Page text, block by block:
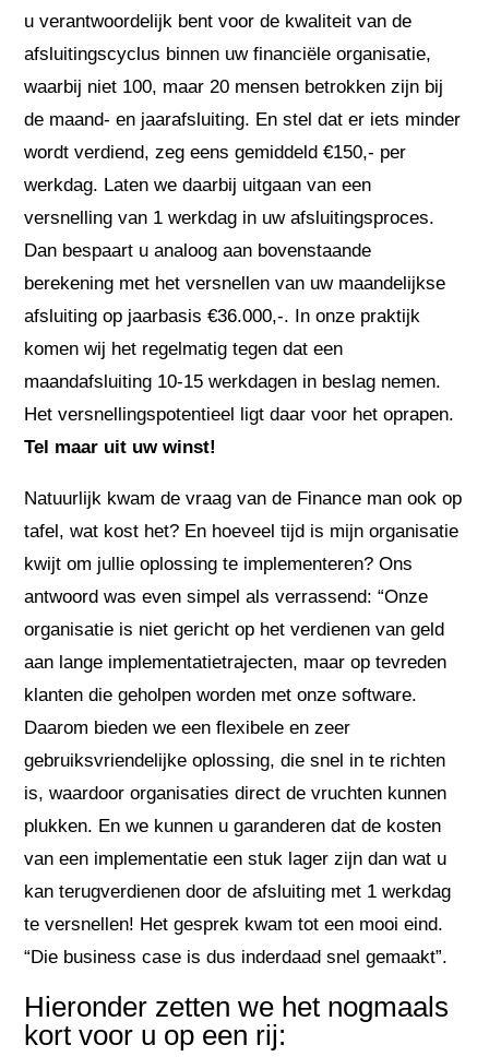
u verantwoordelijk bent voor de kwaliteit van de
afsluitingscyclus binnen uw financiële organisatie,
waarbij niet 100, maar 20 mensen betrokken zijn bij
de maand- en jaarafsluiting. En stel dat er iets minder
wordt verdiend, zeg eens gemiddeld €150,- per
werkdag. Laten we daarbij uitgaan van een
versnelling van 1 werkdag in uw afsluitingsproces.
Dan bespaart u analoog aan bovenstaande
berekening met het versnellen van uw maandelijkse
afsluiting op jaarbasis €36.000,-. In onze praktijk
komen wij het regelmatig tegen dat een
maandafsluiting 10-15 werkdagen in beslag nemen.
Het versnellingspotentieel ligt daar voor het oprapen.
Tel maar uit uw winst!
Natuurlijk kwam de vraag van de Finance man ook op
tafel, wat kost het? En hoeveel tijd is mijn organisatie
kwijt om jullie oplossing te implementeren? Ons
antwoord was even simpel als verrassend: “Onze
organisatie is niet gericht op het verdienen van geld
aan lange implementatietrajecten, maar op tevreden
klanten die geholpen worden met onze software.
Daarom bieden we een flexibele en zeer
gebruiksvriendelijke oplossing, die snel in te richten
is, waardoor organisaties direct de vruchten kunnen
plukken. En we kunnen u garanderen dat de kosten
van een implementatie een stuk lager zijn dan wat u
kan terugverdienen door de afsluiting met 1 werkdag
te versnellen! Het gesprek kwam tot een mooi eind.
“Die business case is dus inderdaad snel gemaakt”.
Hieronder zetten we het nogmaals
kort voor u op een rij: